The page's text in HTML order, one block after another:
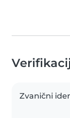
Zvanični